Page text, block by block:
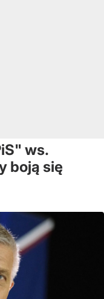
ws.
boją się